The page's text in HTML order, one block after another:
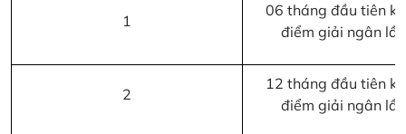
1
06 tháng đầu tiên
điểm giải ngân
2
12 tháng đầu tiên
điểm giải ngân